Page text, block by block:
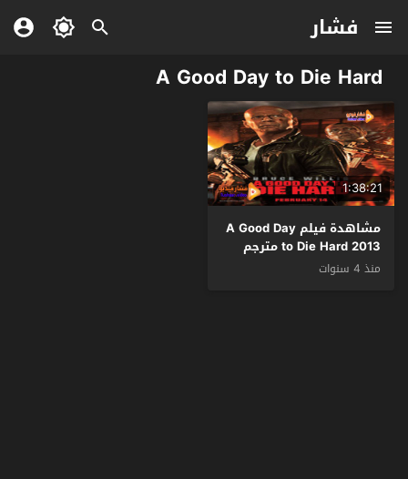
فشار
A Good Day to Die Hard
1:38:21
مشاهدة فيلم A Good Day
to Die Hard 2013 مترجم
منذ 4 سنوات